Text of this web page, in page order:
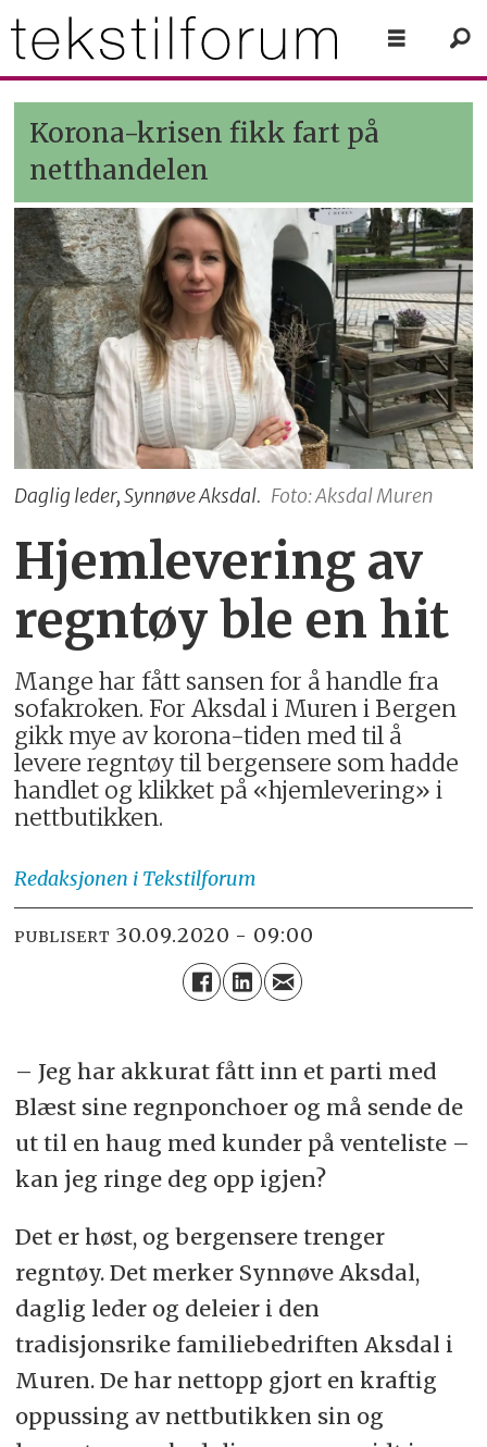
Korona-krisen fikk fart på
netthandelen
Daglig leder, Synnøve Aksdal. Foto: Aksdal Muren
Hjemlevering av
regntøy ble en hit
Mange har fått sansen for å handle fra
sofakroken. For Aksdal i Muren i Bergen
gikk mye av korona-tiden med til å
levere regntøy til bergensere som hadde
handlet og klikket på «hjemlevering» i
nettbutikken.
Redaksjonen i Tekstilforum
PUBLISERT 30.09.2020 - 09:00
– Jeg har akkurat fått inn et parti med
Blæst sine regnponchoer og må sende de
ut til en haug med kunder på venteliste –
kan jeg ringe deg opp igjen?
Det er høst, og bergensere trenger
regntøy. Det merker Synnøve Aksdal,
daglig leder og deleier i den
tradisjonsrike familiebedriften Aksdal i
Muren. De har nettopp gjort en kraftig
oppussing av nettbutikken sin og